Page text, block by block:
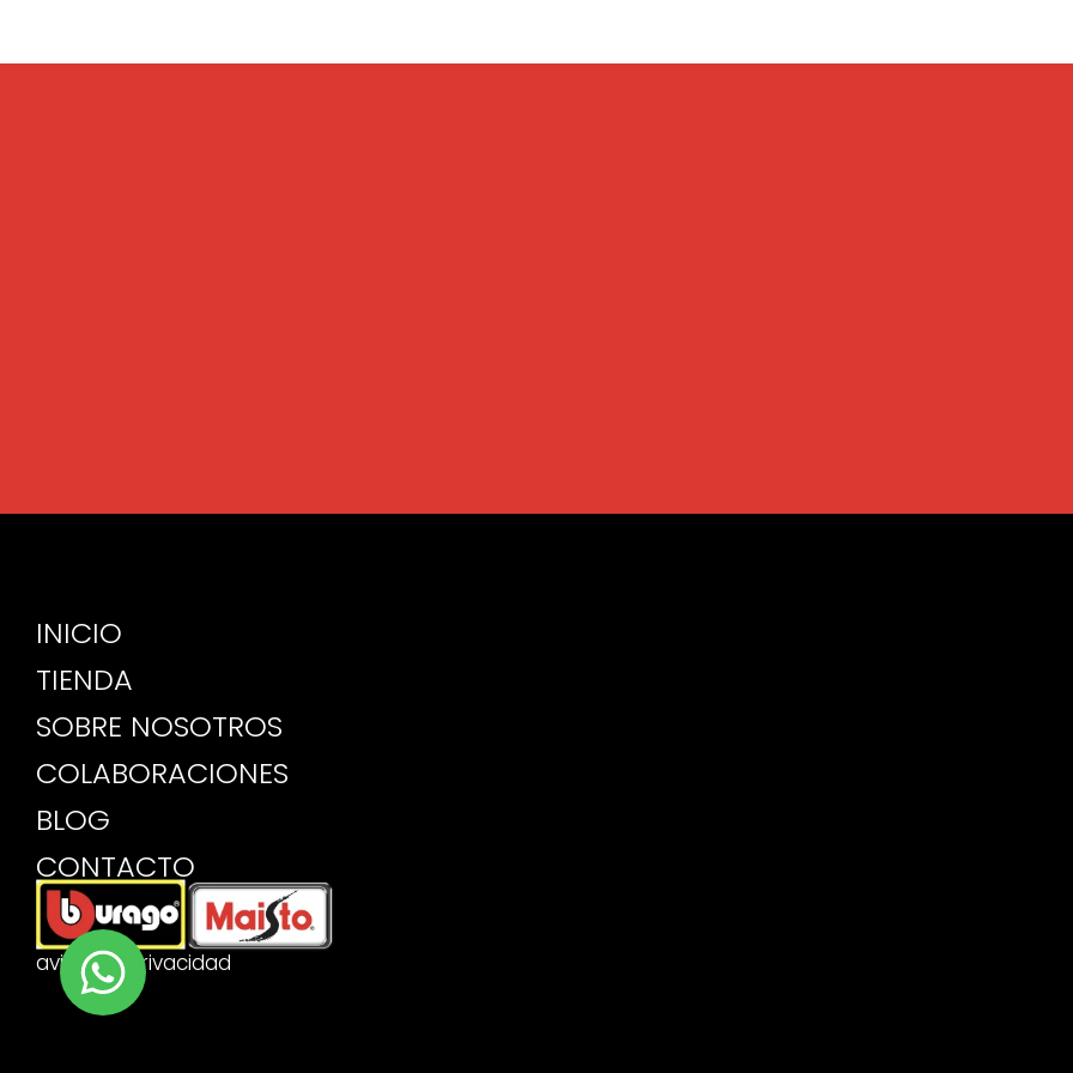
INICIO
TIENDA
SOBRE NOSOTROS
COLABORACIONES
BLOG
CONTACTO
aviso de privacidad